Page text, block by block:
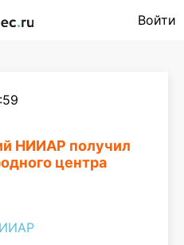
Войти
НИИАР получил
центра